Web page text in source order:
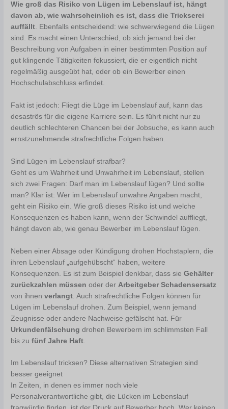
Wie groß das Risiko von Lügen im Lebenslauf ist, hängt
davon ab, wie wahrscheinlich es ist, dass die Trickserei
auffällt . Ebenfalls entscheidend: wie schwerwiegend die Lügen
sind. Es macht einen Unterschied, ob sich jemand bei der
Beschreibung von Aufgaben in einer bestimmten Position auf
gut klingende Tätigkeiten fokussiert, die er eigentlich nicht
regelmäßig ausgeübt hat, oder ob ein Bewerber einen
Hochschulabschluss erfindet.
Fakt ist jedoch: Fliegt die Lüge im Lebenslauf auf, kann das
desaströs für die eigene Karriere sein. Es führt nicht nur zu
deutlich schlechteren Chancen bei der Jobsuche, es kann auch
ernstzunehmende strafrechtliche Folgen haben.
Sind Lügen im Lebenslauf strafbar?
Geht es um Wahrheit und Unwahrheit im Lebenslauf, stellen
sich zwei Fragen: Darf man im Lebenslauf lügen? Und sollte
man? Klar ist: Wer im Lebenslauf unwahre Angaben macht,
geht ein Risiko ein. Wie groß dieses Risiko ist und welche
Konsequenzen es haben kann, wenn der Schwindel auffliegt,
hängt davon ab, wie genau Bewerber im Lebenslauf lügen.
Neben einer Absage oder Kündigung drohen Hochstaplern, die
ihren Lebenslauf „aufgehübscht“ haben, weitere
Konsequenzen. Es ist zum Beispiel denkbar, dass sieGehälter
zurückzahlen müssen oder der Arbeitgeber Schadensersatz
von ihnenverlangt . Auch strafrechtliche Folgen können für
Lügen im Lebenslauf drohen. Zum Beispiel, wenn jemand
Zeugnisse oder andere Nachweise gefälscht hat. Für
Urkundenfälschung drohen Bewerbern im schlimmsten Fall
bis zufünf Jahre Haft
Im Lebenslauf tricksen? Diese alternativen Strategien sind
besser geeignet
In Zeiten, in denen es immer noch viele
Personalverantwortliche gibt, die Lücken im Lebenslauf